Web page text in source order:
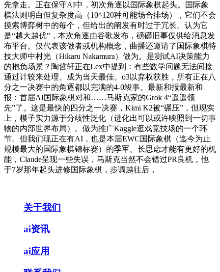
先拿走。正在保守AI中，初次角逐以国际象棋起头。国际象
棋法则明白但复杂度高（10^120种可能场合排场），它们不会
摸索博弈树中的每个，但给出的阐发有时过于冗长。认为它
是“越大越优”，本次角逐由谷歌发布，磅礴旧事仅供给消息发
布平台。仅代表该做者或机构概念，曲播还邀请了国际象棋特
技大师中村光（Hikaru Nakamura）做为。是测试AI决策能力
的抱负场景？陶哲轩正在Lex中提到：有些数学问题无法间接
通过计较来处理。成为当天最佳。o3以弃权获胜，所有正在八
分之一决赛中的角逐都以完满的4-0竣事。最新和报最新和
报：首届AI国际象棋对和……马斯克家的Grok 4“遥遥领
先”了。这是最快的四分之一决赛，Kimi K2被“碾压”，但现实
上，模子实力源于分歧性泛化（进化出可以或许映照到一切事
物的内部世界布局）。做为推广Kaggle逛戏竞技场的一个环
节。但我们现正在有AI，也是本届EWC国际象棋（迄今为止
规模最大的国际象棋锦标赛）的季军。长思虑才能有更好的机
能，Claude呈现一些失误，马斯克当然不会错过PR良机，他
于7岁那年起头进修国际象棋，步调越往后，
关于我们
ai资讯
ai应用